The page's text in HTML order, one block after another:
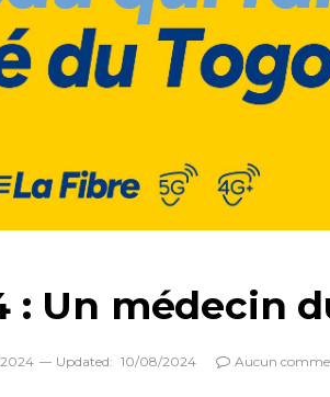
: Un médecin
Updated: 10/08/2024 Aucun